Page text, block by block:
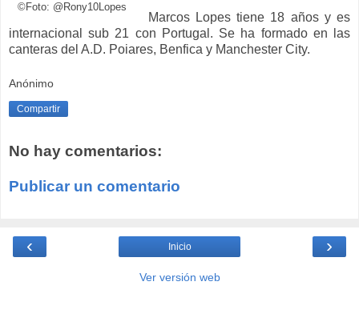
©Foto: @Rony10Lopes
Marcos Lopes tiene 18 años y es
internacional sub 21 con Portugal. Se ha formado en las
canteras del A.D. Poiares, Benfica y Manchester City.
Anónimo
Compartir
No hay comentarios:
Publicar un comentario
‹ ›
Inicio
Ver versión web